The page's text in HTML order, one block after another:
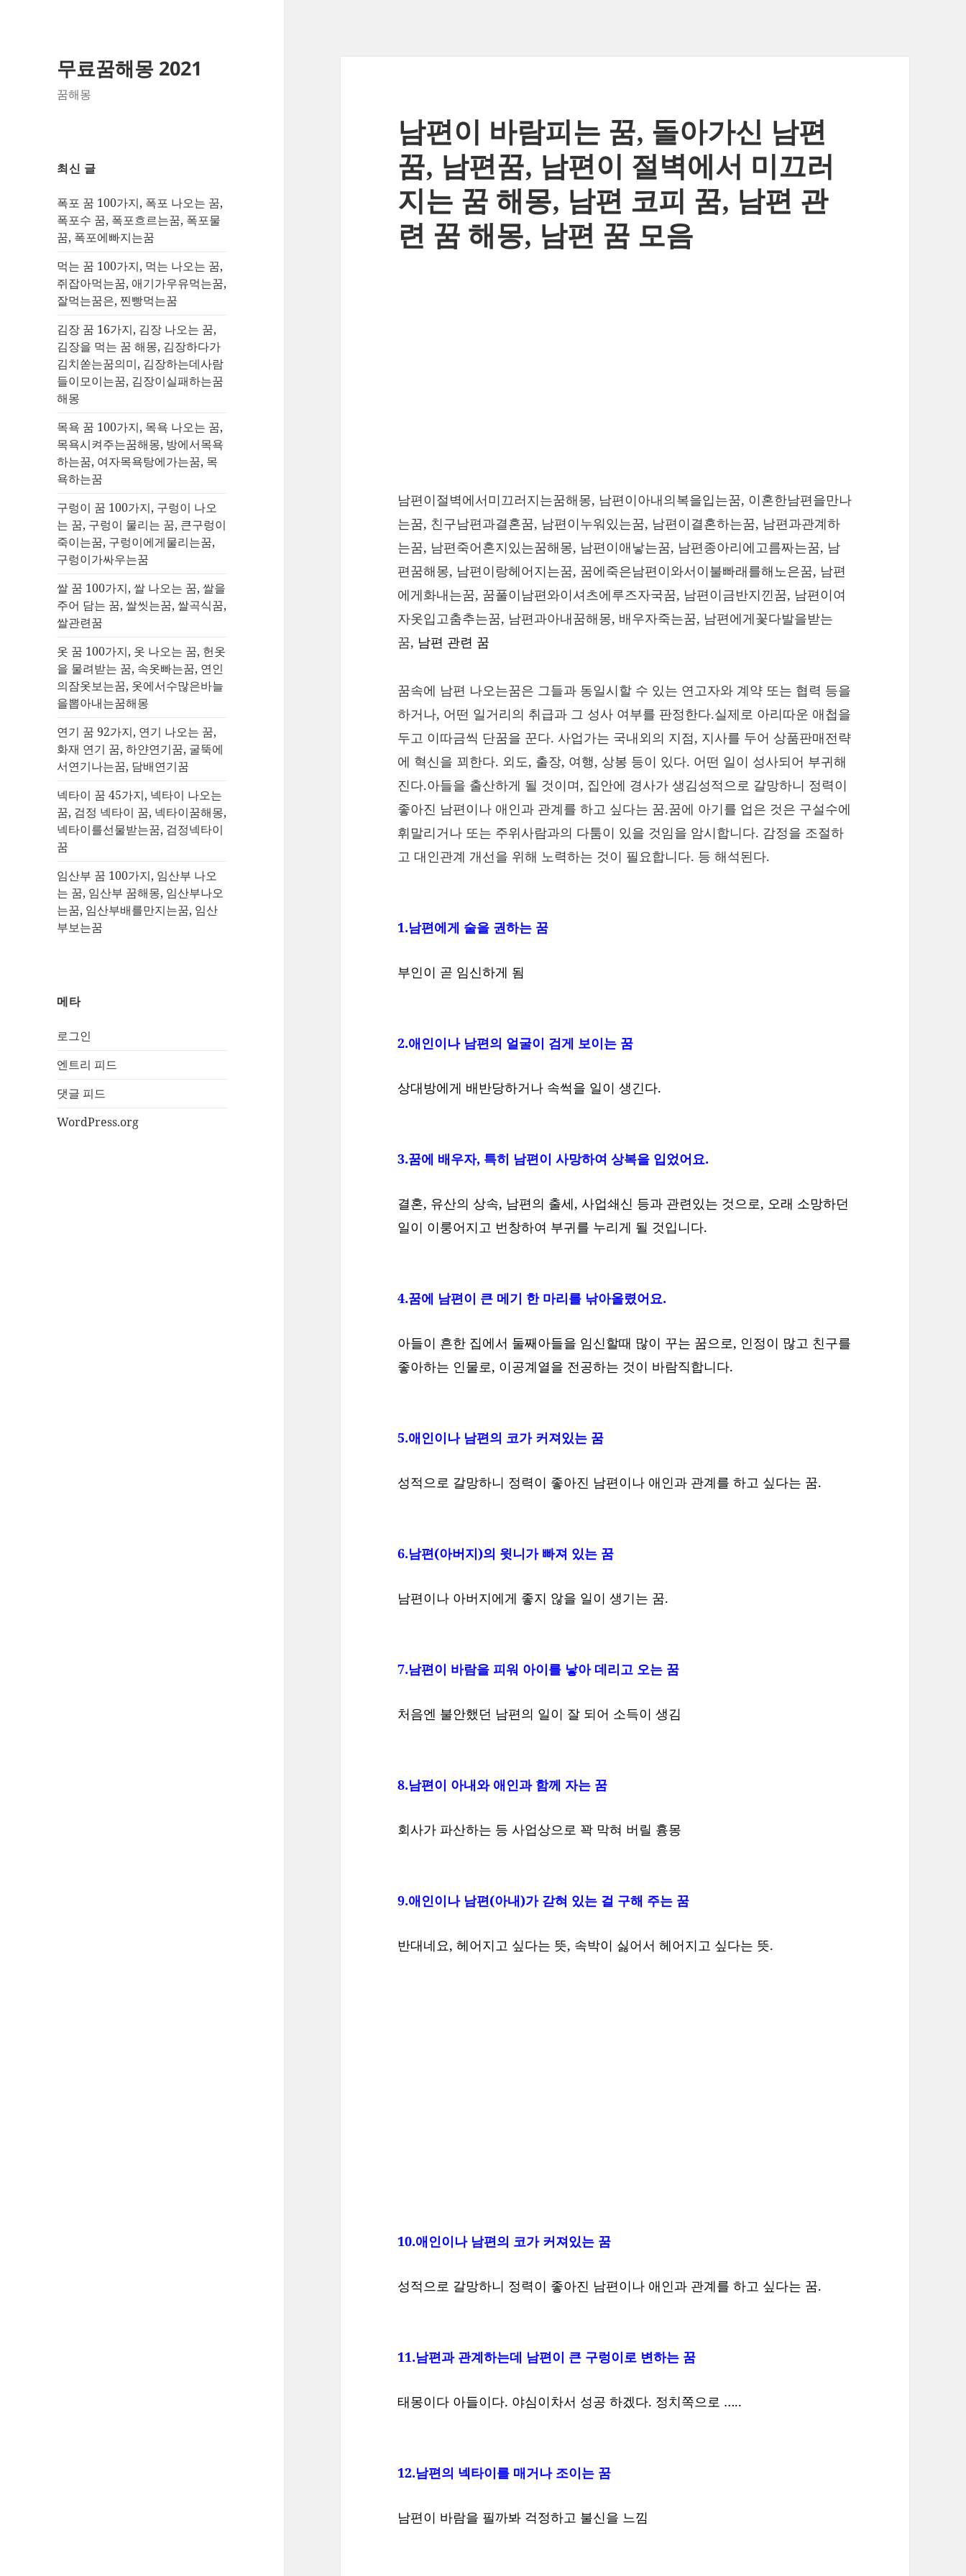
무료꿈해몽 2021
꿈해몽
최신 글
폭포 꿈 100가지, 폭포 나오는 꿈,
폭포수 꿈, 폭포흐르는꿈, 폭포물
꿈, 폭포에빠지는꿈
먹는 꿈 100가지, 먹는 나오는 꿈,
쥐잡아먹는꿈, 애기가우유먹는꿈,
잘먹는꿈은, 찐빵먹는꿈
김장 꿈 16가지, 김장 나오는 꿈,
김장을 먹는 꿈 해몽, 김장하다가
김치쏟는꿈의미, 김장하는데사람
들이모이는꿈, 김장이실패하는꿈
해몽
목욕 꿈 100가지, 목욕 나오는 꿈,
목욕시켜주는꿈해몽, 방에서목욕
하는꿈, 여자목욕탕에가는꿈, 목
욕하는꿈
구렁이 꿈 100가지, 구렁이 나오
는 꿈, 구렁이 물리는 꿈, 큰구렁이
죽이는꿈, 구렁이에게물리는꿈,
구렁이가싸우는꿈
쌀 꿈 100가지, 쌀 나오는 꿈, 쌀을
주어 담는 꿈, 쌀씻는꿈, 쌀곡식꿈,
쌀관련꿈
옷 꿈 100가지, 옷 나오는 꿈, 헌옷
을 물려받는 꿈, 속옷빠는꿈, 연인
의잠옷보는꿈, 옷에서수많은바늘
을뽑아내는꿈해몽
연기 꿈 92가지, 연기 나오는 꿈,
화재 연기 꿈, 하얀연기꿈, 굴뚝에
서연기나는꿈, 담배연기꿈
넥타이 꿈 45가지, 넥타이 나오는
꿈, 검정 넥타이 꿈, 넥타이꿈해몽,
넥타이를선물받는꿈, 검정넥타이
꿈
임산부 꿈 100가지, 임산부 나오
는 꿈, 임산부 꿈해몽, 임산부나오
는꿈, 임산부배를만지는꿈, 임산
부보는꿈
메타
로그인
엔트리 피드
댓글 피드
WordPress.org
남편이 바람피는 꿈, 돌아가신 남편
꿈, 남편꿈, 남편이 절벽에서 미끄러
지는 꿈 해몽, 남편 코피 꿈, 남편 관
련 꿈 해몽, 남편 꿈 모음
남편이절벽에서미끄러지는꿈해몽, 남편이아내의복을입는꿈, 이혼한남편을만나
는꿈, 친구남편과결혼꿈, 남편이누워있는꿈, 남편이결혼하는꿈, 남편과관계하
는꿈, 남편죽어혼지있는꿈해몽, 남편이애낳는꿈, 남편종아리에고름짜는꿈, 남
편꿈해몽, 남편이랑헤어지는꿈, 꿈에죽은남편이와서이불빠래를해노은꿈, 남편
에게화내는꿈, 꿈풀이남편와이셔츠에루즈자국꿈, 남편이금반지낀꿈, 남편이여
자옷입고춤추는꿈, 남편과아내꿈해몽, 배우자죽는꿈, 남편에게꽃다발을받는
꿈, 남편 관련 꿈
꿈속에 남편 나오는꿈은 그들과 동일시할 수 있는 연고자와 계약 또는 협력 등을
하거나, 어떤 일거리의 취급과 그 성사 여부를 판정한다.실제로 아리따운 애첩을
두고 이따금씩 단꿈을 꾼다. 사업가는 국내외의 지점, 지사를 두어 상품판매전략
에 혁신을 꾀한다. 외도, 출장, 여행, 상봉 등이 있다. 어떤 일이 성사되어 부귀해
진다.아들을 출산하게 될 것이며, 집안에 경사가 생김성적으로 갈망하니 정력이
좋아진 남편이나 애인과 관계를 하고 싶다는 꿈.꿈에 아기를 업은 것은 구설수에
휘말리거나 또는 주위사람과의 다툼이 있을 것임을 암시합니다. 감정을 조절하
고 대인관계 개선을 위해 노력하는 것이 필요합니다. 등 해석된다.
1.남편에게 술을 권하는 꿈
부인이 곧 임신하게 됨
2.애인이나 남편의 얼굴이 검게 보이는 꿈
상대방에게 배반당하거나 속썩을 일이 생긴다.
3.꿈에 배우자, 특히 남편이 사망하여 상복을 입었어요.
결혼, 유산의 상속, 남편의 출세, 사업쇄신 등과 관련있는 것으로, 오래 소망하던
일이 이룽어지고 번창하여 부귀를 누리게 될 것입니다.
4.꿈에 남편이 큰 메기 한 마리를 낚아올렸어요.
아들이 흔한 집에서 둘째아들을 임신할때 많이 꾸는 꿈으로, 인정이 많고 친구를
좋아하는 인물로, 이공계열을 전공하는 것이 바람직합니다.
5.애인이나 남편의 코가 커져있는 꿈
성적으로 갈망하니 정력이 좋아진 남편이나 애인과 관계를 하고 싶다는 꿈.
6.남편(아버지)의 윗니가 빠져 있는 꿈
남편이나 아버지에게 좋지 않을 일이 생기는 꿈.
7.남편이 바람을 피워 아이를 낳아 데리고 오는 꿈
처음엔 불안했던 남편의 일이 잘 되어 소득이 생김
8.남편이 아내와 애인과 함께 자는 꿈
회사가 파산하는 등 사업상으로 꽉 막혀 버릴 흉몽
9.애인이나 남편(아내)가 갇혀 있는 걸 구해 주는 꿈
반대네요, 헤어지고 싶다는 뜻, 속박이 싫어서 헤어지고 싶다는 뜻.
10.애인이나 남편의 코가 커져있는 꿈
성적으로 갈망하니 정력이 좋아진 남편이나 애인과 관계를 하고 싶다는 꿈.
11.남편과 관계하는데 남편이 큰 구렁이로 변하는 꿈
태몽이다 아들이다. 야심이차서 성공 하겠다. 정치쪽으로 …..
12.남편의 넥타이를 매거나 조이는 꿈
남편이 바람을 필까봐 걱정하고 불신을 느낌